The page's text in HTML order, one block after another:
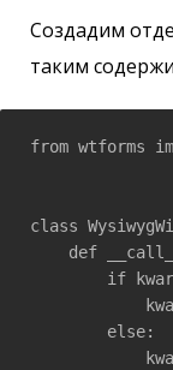
Создадим
таким
from wtforms
class
def
if
        else: